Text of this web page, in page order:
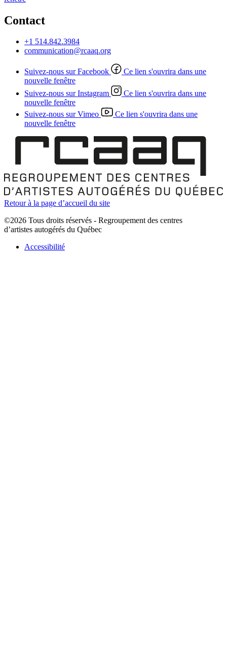
Contact
+1 514.842.3984
communication@rcaaq.org
Suivez-nous sur Facebook
Ce lien s'ouvrira dans une
nouvelle fenêtre
Suivez-nous sur Instagram
Ce lien s'ouvrira dans une
nouvelle fenêtre
Suivez-nous sur Vimeo
Ce lien s'ouvrira dans une
nouvelle fenêtre
Retour à la page d’accueil du site
©2026 Tous droits réservés - Regroupement des centres
d’artistes autogérés du Québec
Accessibilité